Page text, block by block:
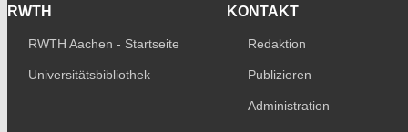
RWTH
RWTH Aachen - Startseite
Universitätsbibliothek
KONTAKT
Redaktion
Publizieren
Administration